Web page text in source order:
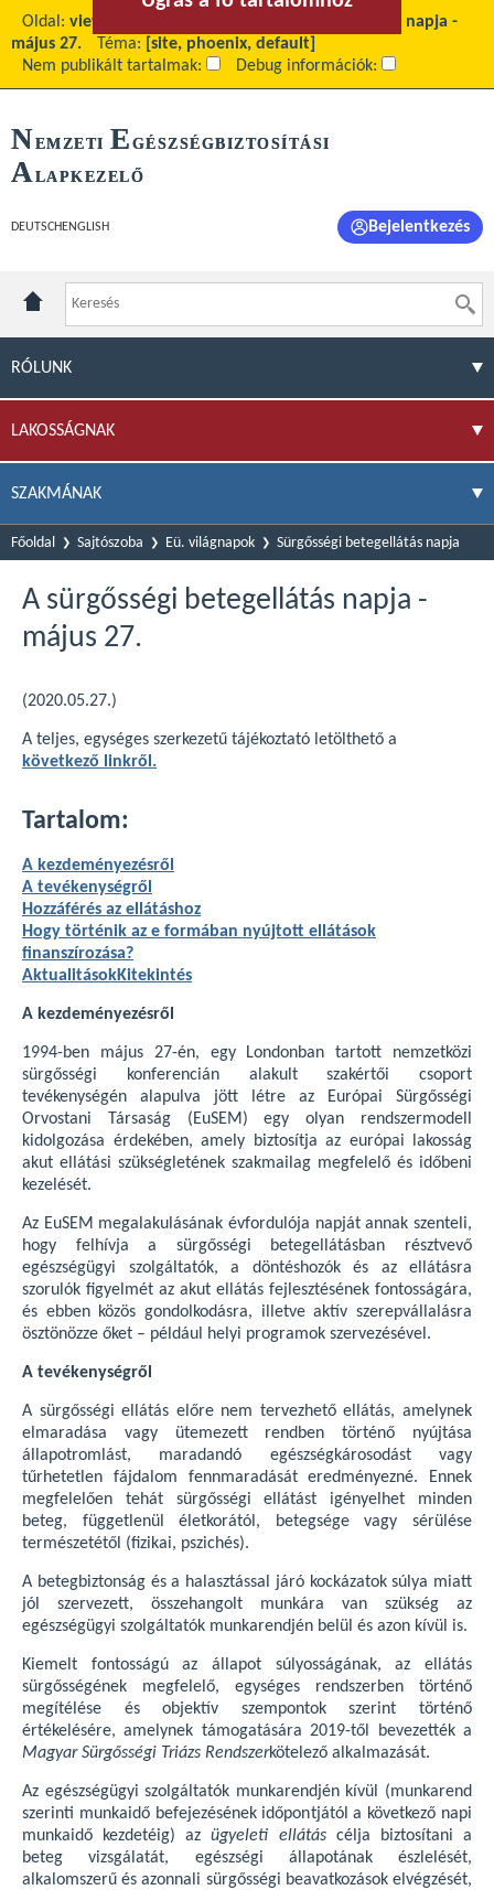
Oldal: view
A sürgősségi betegellátás napja -
május 27.
Téma:
[site, phoenix, default]
Nem publikált tartalmak:
Debug információk:
NEMZETI E GÉSZSÉGBIZTOSÍTÁSI
ALAPKEZELŐ
DEUTSCH ENGLISH Bejelentkezés
RÓLUNK
LAKOSSÁGNAK
SZAKMÁNAK
Főoldal Sajtószoba Eü. világnapok Sürgősségi betegellátás napja
A sürgősségi betegellátás napja -
május 27.
(2020.05.27.)
A teljes, egységes szerkezetű tájékoztató letölthető a
következő linkről.
Tartalom:
A kezdeményezésről
A tevékenységről
Hozzáférés az ellátáshoz
Hogy történik az e formában nyújtott ellátások
finanszírozása?
AktualitásokKitekintés
A kezdeményezésről
1994-ben május 27-én, egy Londonban tartott nemzetközi
sürgősségi konferencián alakult szakértői csoport
tevékenységén alapulva jött létre az Európai Sürgősségi
Orvostani Társaság (EuSEM) egy olyan rendszermodell
kidolgozása érdekében, amely biztosítja az európai lakosság
akut ellátási szükségletének szakmailag megfelelő és időbeni
kezelését.
Az EuSEM megalakulásának évfordulója napját annak szenteli,
hogy felhívja a sürgősségi betegellátásban résztvevő
egészségügyi szolgáltatók, a döntéshozók és az ellátásra
szorulók figyelmét az akut ellátás fejlesztésének fontosságára,
és ebben közös gondolkodásra, illetve aktív szerepvállalásra
ösztönözze őket – például helyi programok szervezésével.
A tevékenységről
A sürgősségi ellátás előre nem tervezhető ellátás, amelynek
elmaradása vagy ütemezett rendben történő nyújtása
állapotromlást, maradandó egészségkárosodást vagy
tűrhetetlen fájdalom fennmaradását eredményezné. Ennek
megfelelően tehát sürgősségi ellátást igényelhet minden
beteg, függetlenül életkorától, betegsége vagy sérülése
természetétől (fizikai, pszichés).
A betegbiztonság és a halasztással járó kockázatok súlya miatt
jól szervezett, összehangolt munkára van szükség az
egészségügyi szolgáltatók munkarendjén belül és azon kívül is.
Kiemelt fontosságú az állapot súlyosságának, az ellátás
sürgősségének megfelelő, egységes rendszerben történő
megítélése és objektív szempontok szerint történő
értékelésére, amelynek támogatására 2019-től bevezették a
Magyar Sürgősségi Triázs Rendszerkötelező alkalmazását.
Az egészségügyi szolgáltatók munkarendjén kívül (munkarend
szerinti munkaidő befejezésének időpontjától a következő napi
munkaidő kezdetéig) azügyeleti ellátáscélja biztosítani a
beteg vizsgálatát, egészségi állapotának észlelését,
alkalomszerű és azonnali sürgősségi beavatkozások elvégzését,